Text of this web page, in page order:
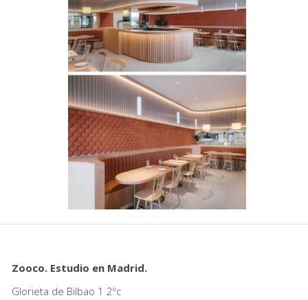
Zooco. Estudio en Madrid.
Glorieta de Bilbao 1 2ºc